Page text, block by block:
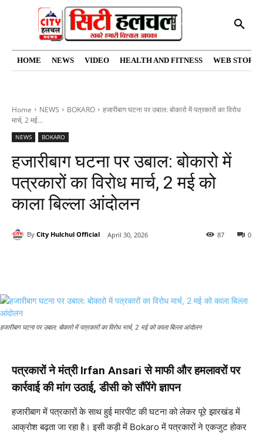
HOME NEWS VIDEO HEALTH AND FITNESS WEB
Home NEWS BOKARO
हजारीबाग घटना पर उबाल: बोकारो में पत्रकारों का विरोध
मार्च, 2 मई...
NEWS BOKARO
हजारीबाग घटना पर उबाल: बोकारो में
पत्रकारों का विरोध मार्च, 2 मई को
काला बिल्ला आंदोलन
By City Hulchul Official April 30, 2026 0
87
हजारीबाग घटना पर उबाल: बोकारो में पत्रकारों का विरोध मार्च, 2 मई को काला बिल्ला आंदोलन
पत्रकारों ने मंत्री Irfan Ansari से माफी और हमलावरों पर
कार्रवाई की मांग उठाई, डीसी को सौंपेंगे ज्ञापन
हजारीबाग में पत्रकारों के साथ हुई मारपीट की घटना को लेकर पूरे झारखंड में
आक्रोश बढ़ता जा रहा है। इसी कड़ी में Bokaro में पत्रकारों ने एकजुट होकर